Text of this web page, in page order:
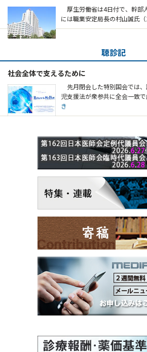
厚生労働省は4日付で、幹部
には職業安定局長の村山誠氏
聴診記
社会全体で支えるために
先月閉会した特別国会では
児支援法が衆参共に全会一致
き